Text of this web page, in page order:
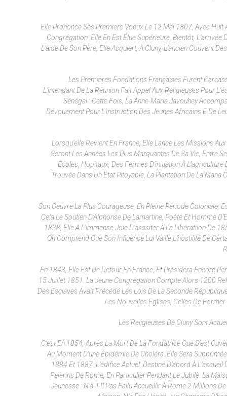
Elle Prononce Ses Premiers Voeux Le 12 Mai 1807, Avec Huit
Congrégation. Elle En Est Élue Supérieure. Bientôt,
L’aide De Son Père, Elle Acquiert, À Cluny, L’ancien Couvent
Les Premières Fondations Françaises Furent
L’intendant De La Réunion Fait Appel Aux Religieuses Pour
Sénégal : Cette Fois, La Anne-Marie Javouhey
Dévouement Pour L’instruction Des Jeunes Africains E De
Lorsqu’elle Revient En France, Elle Lance Les Missions
Seront Les Années Les Plus Marquantes De Sa Vie, Entre
Écoles, Hôpitaux, Des Fermes D’initiation À L’agriculture
Trouvée Dans Un État Pitoyable, La Plantation De La Mana
Son Oeuvre La Plus Courageuse, En Pleine Période Coloniale,
Cela Le Soutien D’Alphonse De Lamartine, Poète Et Homme
1838, Elle A L’immense Joie D’asssiter À La Libératiion De
On Comprend Que Son Influence Lui Vaille L’hostilité De
En 1843, Elle Est De Retour En France, Et Présidera Encore
15 Juillet 1851. La Jeune Congrégation Compte Alors 1200
Des Esclaves Avait Précédé Les Lois De La Seconde
Les Nouvelles Eglises, Celles De
Les Religieuses De Cluny Sont
C’est En 1854, Après La Mort De La Fondatrice Que S’est
Au Moment D’une Épidémie De Choléra. Elle Sera
1884 Et 1887. L’édifice Actuel, Destiné D’abord À
Pèlerins De Rome, En Particulier Pendant Le Jubilè. La
Jeunesse : N’a-T-Il Pas Fallu Accueillir À Rome 2 Millions